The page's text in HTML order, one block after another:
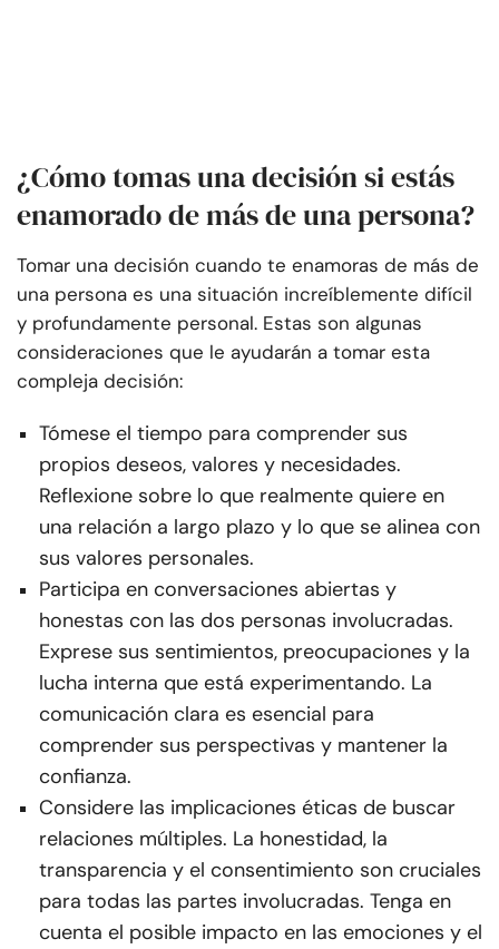
¿Cómo tomas una decisión si estás
enamorado de más de una persona?
Tomar una decisión cuando te enamoras de más de
una persona es una situación increíblemente difícil
y profundamente personal. Estas son algunas
consideraciones que le ayudarán a tomar esta
compleja decisión:
Tómese el tiempo para comprender sus
propios deseos, valores y necesidades.
Reflexione sobre lo que realmente quiere en
una relación a largo plazo y lo que se alinea con
sus valores personales.
Participa en conversaciones abiertas y
honestas con las dos personas involucradas.
Exprese sus sentimientos, preocupaciones y la
lucha interna que está experimentando. La
comunicación clara es esencial para
comprender sus perspectivas y mantener la
confianza.
Considere las implicaciones éticas de buscar
relaciones múltiples. La honestidad, la
transparencia y el consentimiento son cruciales
para todas las partes involucradas. Tenga en
cuenta el posible impacto en las emociones y el